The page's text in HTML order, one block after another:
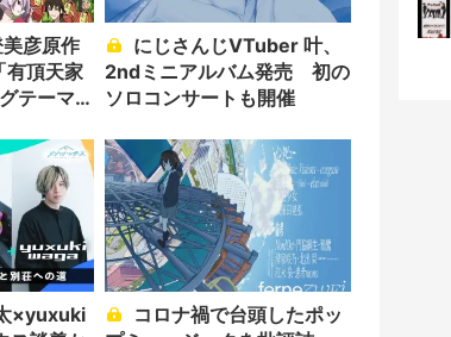
有頂天家
テーマ
2ndミニアルバム発売 初の
ソロコンサートも開催
×yuxuki